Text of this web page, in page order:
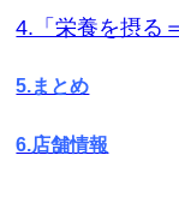
4.「栄養を摂る
5.まとめ
6.店舗情報